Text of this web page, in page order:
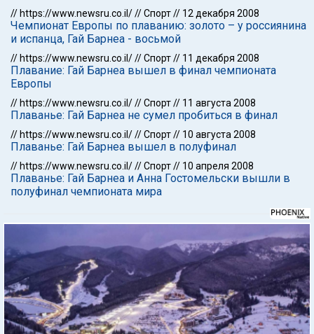
// https://www.newsru.co.il///Спорт// 12 декабря 2008
Чемпионат Европы по плаванию: золото – у россиянина
и испанца, Гай Барнеа - восьмой
// https://www.newsru.co.il///Спорт// 11 декабря 2008
Плавание: Гай Барнеа вышел в финал чемпионата
Европы
// https://www.newsru.co.il///Спорт// 11 августа 2008
Плаванье: Гай Барнеа не сумел пробиться в финал
// https://www.newsru.co.il///Спорт// 10 августа 2008
Плаванье: Гай Барнеа вышел в полуфинал
// https://www.newsru.co.il///Спорт// 10 апреля 2008
Плаванье: Гай Барнеа и Анна Гостомельски вышли в
полуфинал чемпионата мира